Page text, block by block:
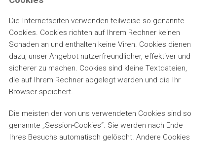
Die Internetseiten verwenden teilweise so genannte
Cookies. Cookies richten auf Ihrem Rechner keinen
Schaden an und enthalten keine Viren. Cookies dienen
dazu, unser Angebot nutzerfreundlicher, effektiver und
sicherer zu machen. Cookies sind kleine Textdateien,
die auf Ihrem Rechner abgelegt werden und die Ihr
Browser speichert.
Die meisten der von uns verwendeten Cookies sind so
genannte „Session-Cookies“. Sie werden nach Ende
Ihres Besuchs automatisch gelöscht. Andere Cookies